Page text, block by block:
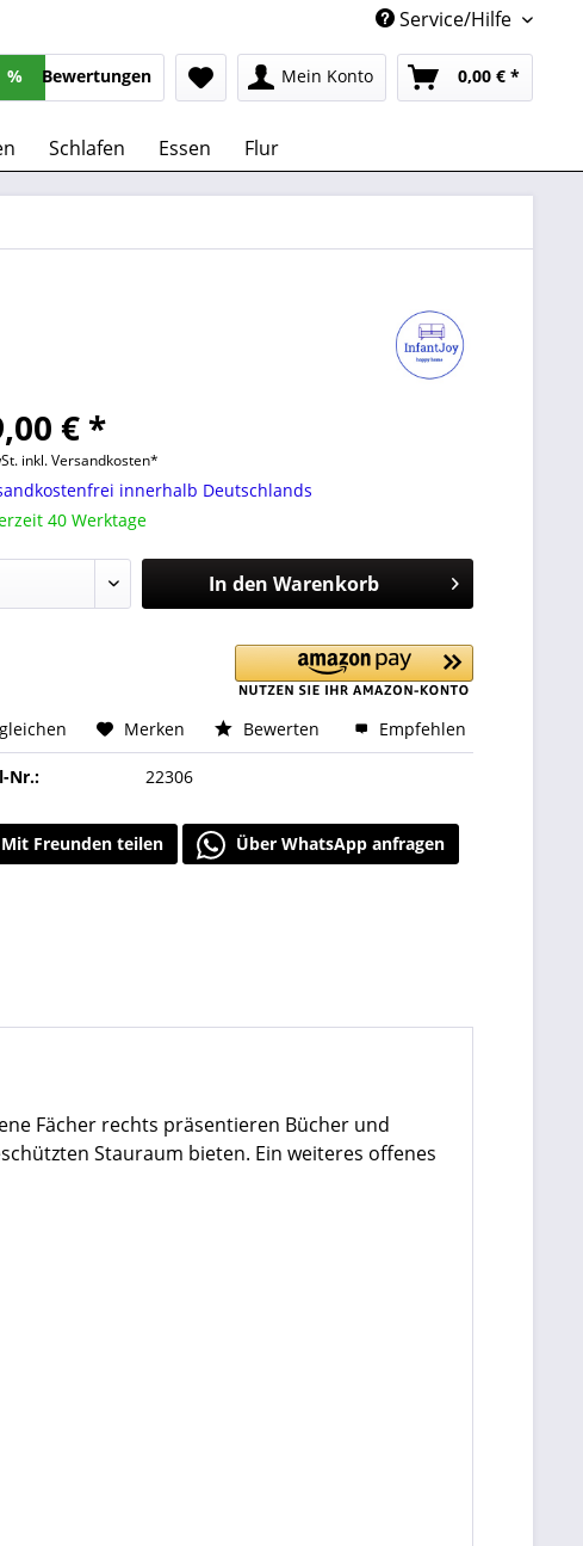
Service/Hilfe
% Bewertungen Mein Konto 0,00 € *
Schlafen Essen Flur
€ *
inkl. Versandkosten*
innerhalb Deutschlands
40 Werktage
In den Warenkorb
Merken Bewerten Empfehlen
Nr.: 22306
Mit Freunden teilen Über WhatsApp anfragen
Fächer rechts präsentieren Bücher und
Stauraum bieten. Ein weiteres offenes